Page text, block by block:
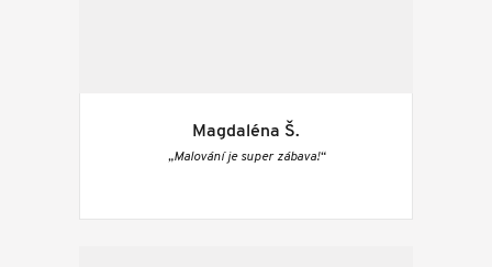
Magdaléna Š.
„Malování je super zábava!“